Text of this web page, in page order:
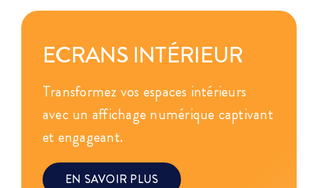
ECRANS INTÉRIEUR
Transformez vos espaces intérieurs
avec un affichage numérique captivant
et engageant.
EN SAVOIR PLUS